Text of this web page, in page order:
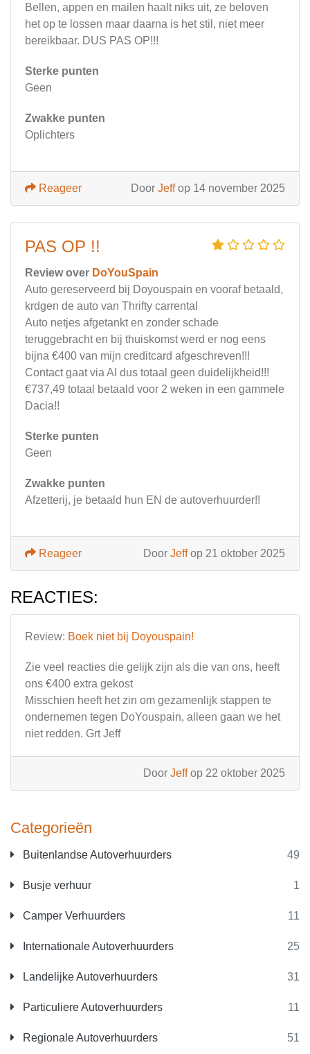
Categorieën
Buitenlandse Autoverhuurders 49
Busje verhuur 1
Camper Verhuurders 11
Internationale Autoverhuurders 25
Landelijke Autoverhuurders 31
Particuliere Autoverhuurders 11
Regionale Autoverhuurders 51
Bellen, appen en mailen haalt niks uit, ze beloven
het op te lossen maar daarna is het stil, niet meer
bereikbaar. DUS PAS OP!!!
Sterke punten
Geen
Zwakke punten
Oplichters
Door Jeffop 14 november 2025
Reageer
PAS OP !!
Review over DoYouSpain
Auto gereserveerd bij Doyouspain en vooraf betaald,
krdgen de auto van Thrifty carrental
Auto netjes afgetankt en zonder schade
teruggebracht en bij thuiskomst werd er nog eens
bijna €400 van mijn creditcard afgeschreven!!!
Contact gaat via AI dus totaal geen duidelijkheid!!!
€737,49 totaal betaald voor 2 weken in een gammele
Dacia!!
Sterke punten
Geen
Zwakke punten
Afzetterij, je betaald hun EN de autoverhuurder!!
Door Jeffop 21 oktober 2025
Reageer
REACTIES:
Review: Boek niet bij Doyouspain!
Zie veel reacties die gelijk zijn als die van ons, heeft
ons €400 extra gekost
Misschien heeft het zin om gezamenlijk stappen te
ondernemen tegen DoYouspain, alleen gaan we het
niet redden. Grt Jeff
Door Jeffop 22 oktober 2025